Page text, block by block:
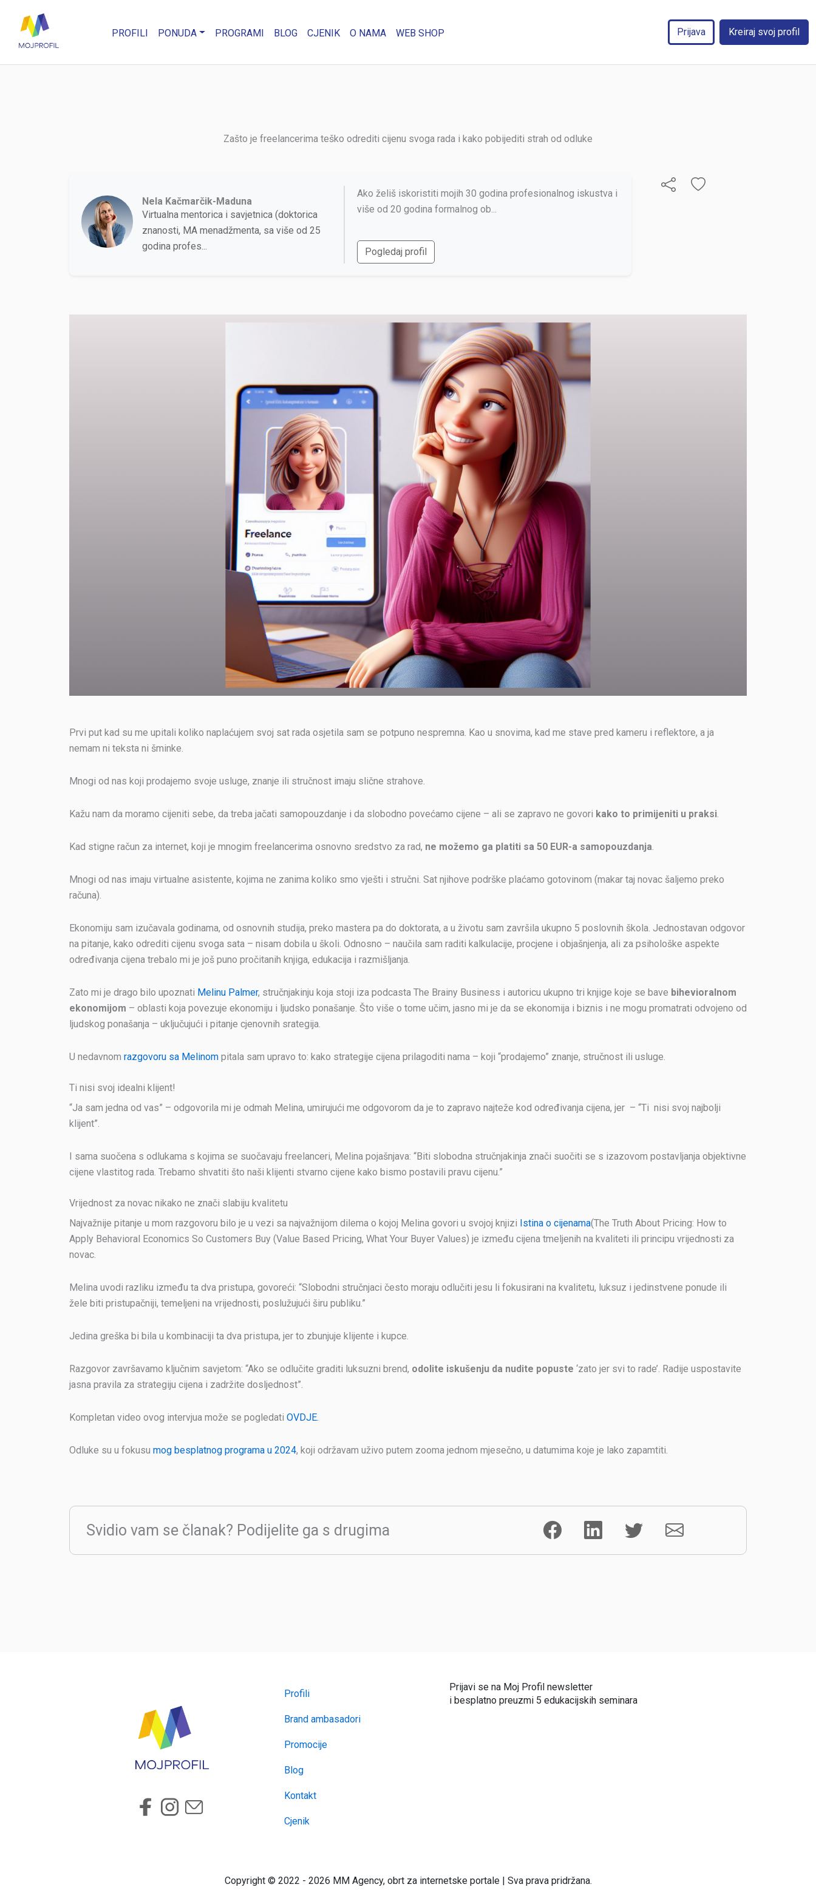
PROFILI PONUDA PROGRAMI BLOG CJENIK O NAMA WEB SHOP Prijava Kreiraj svoj profil
Zašto je freelancerima teško odrediti cijenu svoga rada i kako pobijediti strah od odluke
Nela Kačmarčik-Maduna
Virtualna mentorica i savjetnica (doktorica
znanosti, MA menadžmenta, sa više od 25
godina profes...
Ako želiš iskoristiti mojih 30 godina profesionalnog iskustva i
više od 20 godina formalnog ob...
Pogledaj profil
Prvi put kad su me upitali koliko naplaćujem svoj sat rada osjetila sam se potpuno nespremna. Kao u snovima, kad me stave pred kameru i reflektore, a ja
nemam ni teksta ni šminke.
Mnogi od nas koji prodajemo svoje usluge, znanje ili stručnost imaju slične strahove.
Kažu nam da moramo cijeniti sebe, da treba jačati samopouzdanje i da slobodno povećamo cijene – ali se zapravo ne govori kako to primijeniti u praksi
Kad stigne račun za internet, koji je mnogim freelancerima osnovno sredstvo za rad, ne možemo ga platiti sa 50 EUR-a samopouzdanja
Mnogi od nas imaju virtualne asistente, kojima ne zanima koliko smo vješti i stručni. Sat njihove podrške plaćamo gotovinom (makar taj novac šaljemo preko
računa).
Ekonomiju sam izučavala godinama, od osnovnih studija, preko mastera pa do doktorata, a u životu sam završila ukupno 5 poslovnih škola. Jednostavan odgovor
na pitanje, kako odrediti cijenu svoga sata – nisam dobila u školi. Odnosno – naučila sam raditi kalkulacije, procjene i objašnjenja, ali za psihološke aspekte
određivanja cijena trebalo mi je još puno pročitanih knjiga, edukacija i razmišljanja.
Zato mi je drago bilo upoznati Melinu Palmer, stručnjakinju koja stoji iza podcasta The Brainy Business i autoricu ukupno tri knjige koje se bave bihevioralnom
ekonomijom – oblasti koja povezuje ekonomiju i ljudsko ponašanje. Što više o tome učim, jasno mi je da se ekonomija i biznis i ne mogu promatrati odvojeno od
ljudskog ponašanja – uključujući i pitanje cjenovnih srategija.
U nedavnom razgovoru sa Melinom pitala sam upravo to: kako strategije cijena prilagoditi nama – koji “prodajemo” znanje, stručnost ili usluge.
Ti nisi svoj idealni klijent!
“Ja sam jedna od vas” – odgovorila mi je odmah Melina, umirujući me odgovorom da je to zapravo najteže kod određivanja cijena, jer – “Ti nisi svoj najbolji
klijent”.
I sama suočena s odlukama s kojima se suočavaju freelanceri, Melina pojašnjava: “Biti slobodna stručnjakinja znači suočiti se s izazovom postavljanja objektivne
cijene vlastitog rada. Trebamo shvatiti što naši klijenti stvarno cijene kako bismo postavili pravu cijenu.”
Vrijednost za novac nikako ne znači slabiju kvalitetu
Najvažnije pitanje u mom razgovoru bilo je u vezi sa najvažnijom dilema o kojoj Melina govori u svojoj knjizi Istina o cijenama(The Truth About Pricing: How to
Apply Behavioral Economics So Customers Buy (Value Based Pricing, What Your Buyer Values) je između cijena tmeljenih na kvaliteti ili principu vrijednosti za
novac.
Melina uvodi razliku između ta dva pristupa, govoreći: “Slobodni stručnjaci često moraju odlučiti jesu li fokusirani na kvalitetu, luksuz i jedinstvene ponude ili
žele biti pristupačniji, temeljeni na vrijednosti, poslužujući širu publiku.”
Jedina greška bi bila u kombinaciji ta dva pristupa, jer to zbunjuje klijente i kupce.
Razgovor završavamo ključnim savjetom: “Ako se odlučite graditi luksuzni brend, odolite iskušenju da nudite popuste ‘zato jer svi to rade’. Radije uspostavite
jasna pravila za strategiju cijena i zadržite dosljednost”.
Kompletan video ovog intervjua može se pogledati OVDJE.
Odluke su u fokusu mog besplatnog programa u 2024, koji održavam uživo putem zooma jednom mjesečno, u datumima koje je lako zapamtiti.
Svidio vam se članak? Podijelite ga s drugima
Profili
Brand ambasadori
Promocije
Blog
Kontakt
Cjenik
Prijavi se na Moj Profil newsletter
i besplatno preuzmi 5 edukacijskih seminara
Copyright © 2022 - 2026 MM Agency, obrt za internetske portale | Sva prava pridržana.